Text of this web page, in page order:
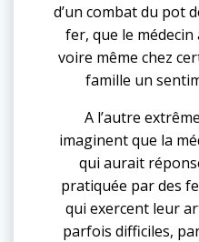
d’un combat du pot
fer, que le
voire même chez
famille un
A l’autre
imaginent que la
qui aurait
pratiquée par des
qui exercent leur
parfois difficiles,